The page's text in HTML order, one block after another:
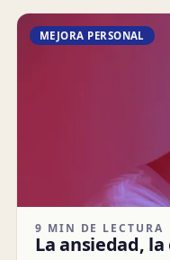
MEJORA PERSONAL
9 MIN DE LECTURA
La ansiedad,